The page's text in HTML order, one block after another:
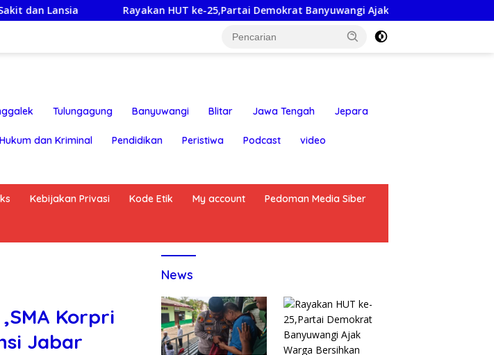
Rayakan HUT ke-25,Partai Demokrat Banyuwangi Ajak Warga Bersihkan Pantai Kedunen Desa
Tulungagung Banyuwangi Blitar Jawa Tengah Jepara
Hukum dan Kriminal Pendidikan Peristiwa Podcast video
Kebijakan Privasi Kode Etik My account Pedoman Media Siber
Korpri
Jabar
News